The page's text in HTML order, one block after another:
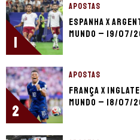
1
APOSTAS
Espanha x
Mundo – 19/07/
2
APOSTAS
França x
Mundo – 18/07/